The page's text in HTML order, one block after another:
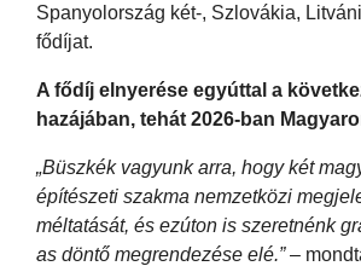
Spanyolország két-, Szlovákia,
fődíjat.
A fődíj elnyerése egyúttal a
hazájában, tehát 2026-ban
„Büszkék vagyunk arra, hogy két
építészeti szakma nemzetközi
méltatását, és ezúton is szeretnénk
as döntő megrendezése elé.”–